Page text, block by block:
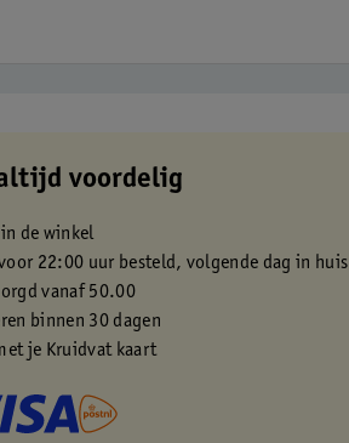
voordelig
de winkel
22:00 uur besteld, volgende dag in huis
vanaf 50.00
binnen 30 dagen
je Kruidvat kaart